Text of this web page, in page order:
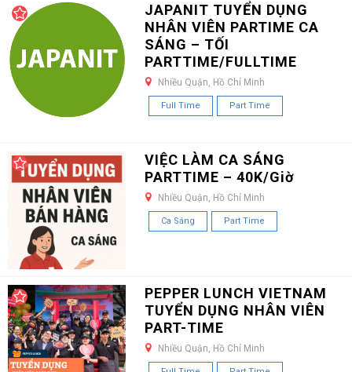
JAPANIT TUYỂN DỤNG
NHÂN VIÊN PARTIME CA
SÁNG – TỐI
PARTTIME/FULLTIME
Nhiều Quận, Hồ Chí Minh
Full Time Part Time
VIỆC LÀM CA SÁNG
PARTTIME – 40K/Giờ
Nhiều Quận, Hồ Chí Minh
Ca Sáng Part Time
PEPPER LUNCH VIETNAM
TUYỂN DỤNG NHÂN VIÊN
PART-TIME
Nhiều Quận, Hồ Chí Minh